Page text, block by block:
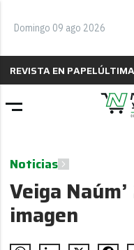
Domingo 09 ago 2026
REVISTA EN PAPEL
Noticias
Veiga
imagen